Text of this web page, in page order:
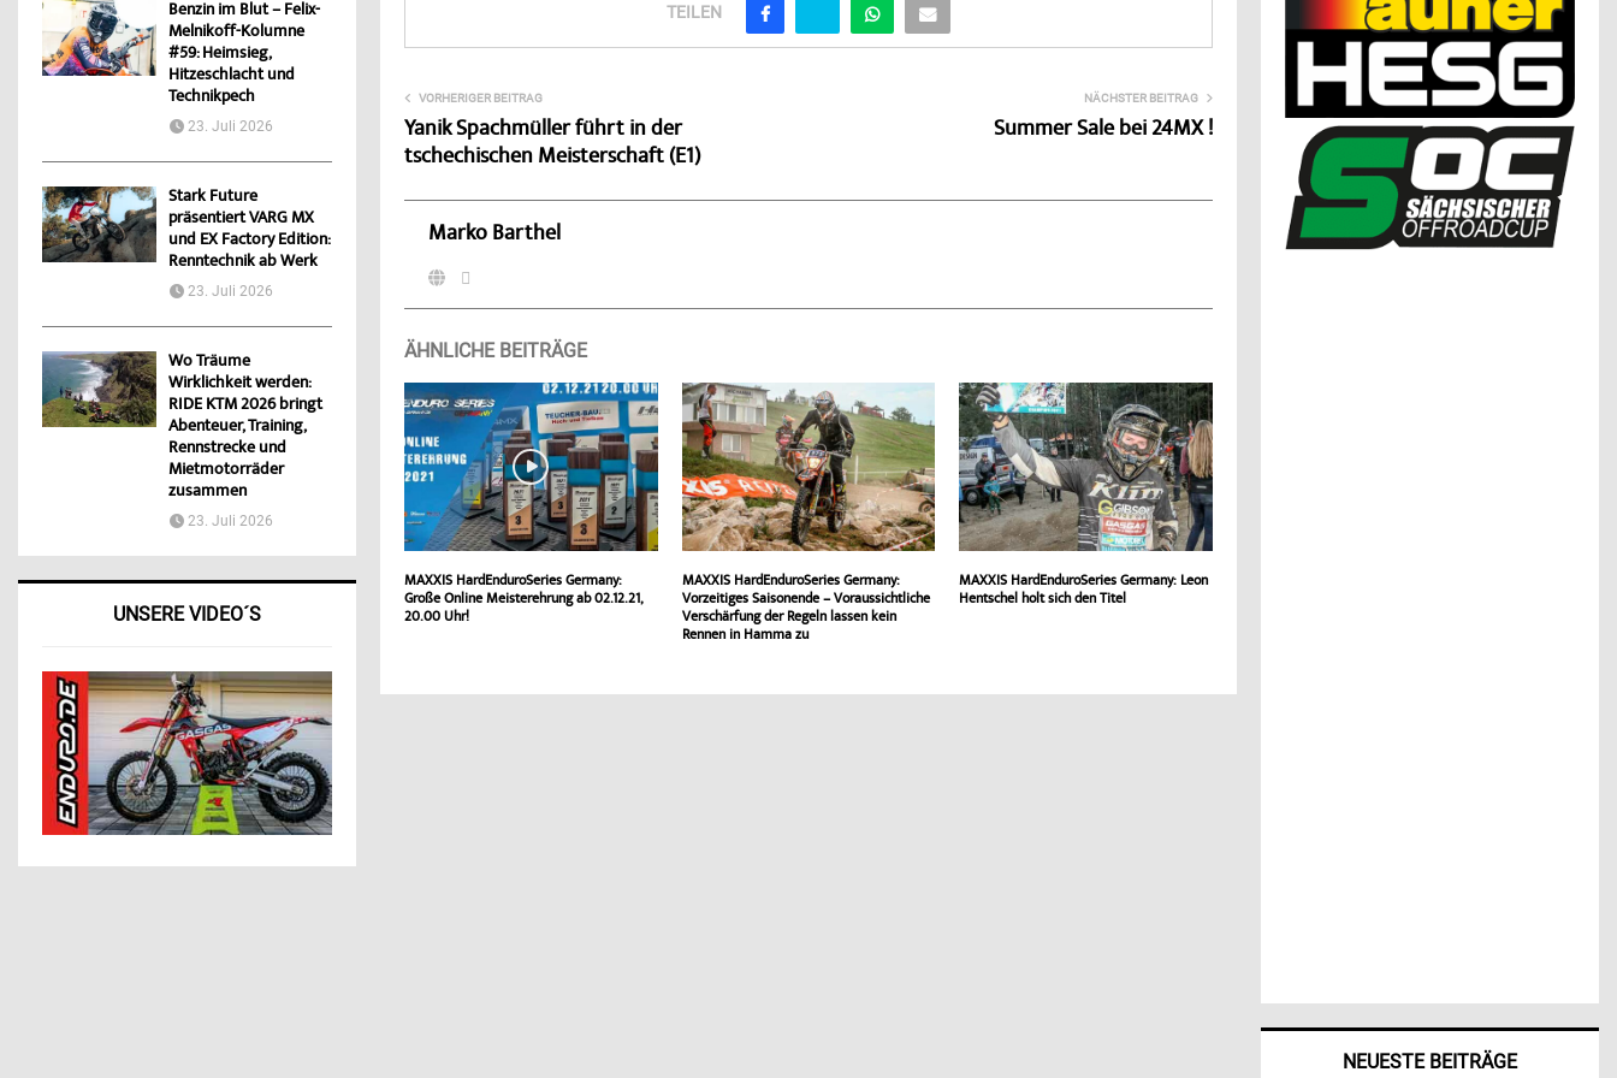
TEILEN
VORHERIGER BEITRAG
Yanik Spachmüller führt in der
tschechischen Meisterschaft (E1)
NÄCHSTER BEITRAG
Summer Sale bei 24MX !
Marko Barthel
ÄHNLICHE BEITRÄGE
MAXXIS HardEnduroSeries Germany:
Große Online Meisterehrung ab 02.12.21,
20.00 Uhr!
MAXXIS HardEnduroSeries Germany:
Vorzeitiges Saisonende – Voraussichtliche
Verschärfung der Regeln lassen kein
Rennen in Hamma zu
MAXXIS HardEnduroSeries Germany: Leon
Hentschel holt sich den Titel
Benzin im Blut – Felix-
Melnikoff-Kolumne
#59: Heimsieg,
Hitzeschlacht und
Technikpech
23. Juli 2026
Stark Future
präsentiert VARG MX
und EX Factory Edition:
Renntechnik ab Werk
23. Juli 2026
Wo Träume
Wirklichkeit werden:
RIDE KTM 2026 bringt
Abenteuer, Training,
Rennstrecke und
Mietmotorräder
zusammen
23. Juli 2026
UNSERE VIDEO´S
NEUESTE BEITRÄGE